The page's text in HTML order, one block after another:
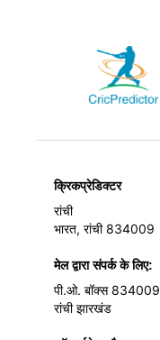
क्रिकप्रेडिक्टर
रांची
भारत, रांची 834009
मेल द्वारा संपर्क के लिए:
पी.ओ. बॉक्स 834009
रांची झारखंड